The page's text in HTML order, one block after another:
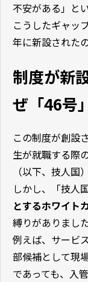
不安がある」と
こうしたギャッ
年に新設された
制度が新
ぜ「46号
この制度が創設
生が就職する際
（以下、技人国
しかし、「技人
とするホワイト
縛りがありました
例えば、サービ
部候補として現
であっても、入